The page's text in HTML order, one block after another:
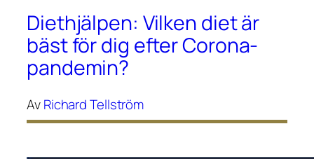
Diethjälpen: Vilken diet är
bäst för dig efter Corona-
pandemin?
AvRichard Tellström